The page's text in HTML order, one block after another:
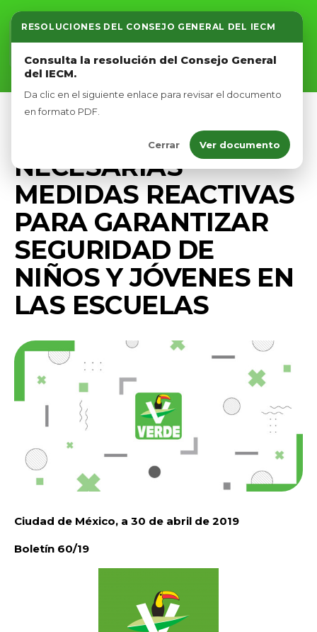
RESOLUCIONES DEL CONSEJO GENERAL DEL IECM
Consulta la resolución del Consejo General
del IECM.
Da clic en el siguiente enlace para revisar el documento
en formato PDF.
Cerrar Ver documento
Inicio
Nosotros
Afíliate
NECESARIAS
MEDIDAS REACTIVAS
PARA GARANTIZAR
SEGURIDAD DE
NIÑOS Y JÓVENES EN
LAS ESCUELAS
Ciudad de México, a 30 de abril de 2019
Boletín 60/19